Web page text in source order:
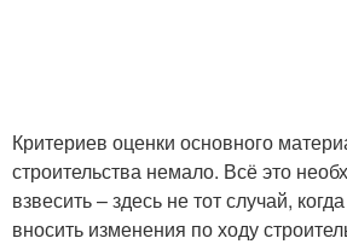
Критериев оценки основного
строительства немало. Всё это
взвесить – здесь не тот случай,
вносить изменения по ходу